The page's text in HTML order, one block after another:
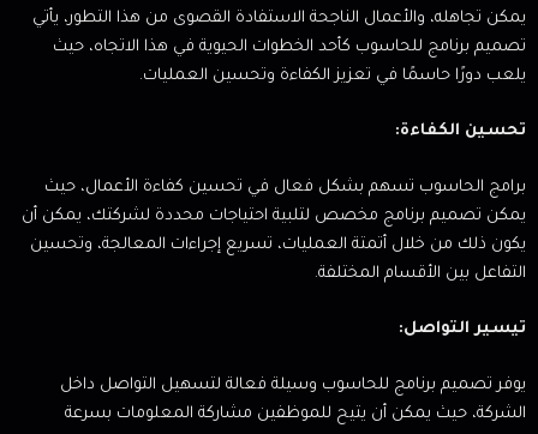
يمكن تجاهله، والأعمال الناجحة الاستفادة القصوى من هذا التطور، يأتي
تصميم برنامج للحاسوب كأحد الخطوات الحيوية في هذا الاتجاه، حيث
يلعب دورًا حاسمًا في تعزيز الكفاءة وتحسين العمليات.
تحسين الكفاءة:
برامج الحاسوب تسهم بشكل فعال في تحسين كفاءة الأعمال، حيث
يمكن تصميم برنامج مخصص لتلبية احتياجات محددة لشركتك، يمكن أن
يكون ذلك من خلال أتمتة العمليات، تسريع إجراءات المعالجة، وتحسين
التفاعل بين الأقسام المختلفة.
تيسير التواصل:
يوفر تصميم برنامج للحاسوب وسيلة فعالة لتسهيل التواصل داخل
الشركة، حيث يمكن أن يتيح للموظفين مشاركة المعلومات بسرعة